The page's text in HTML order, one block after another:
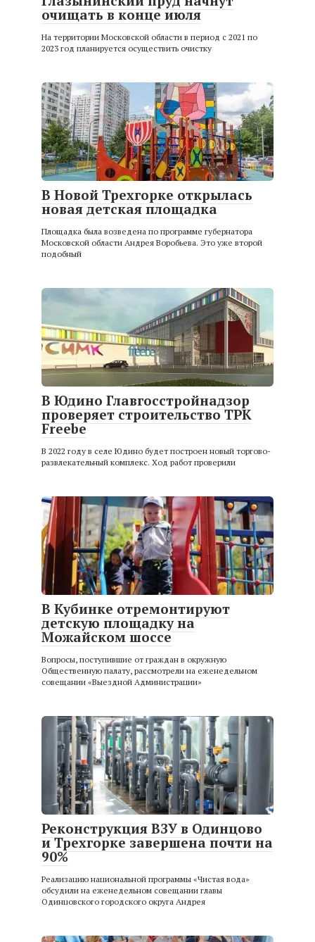
очищать в конце июля
На территории Московской области в период с 2021 по
2023 год планируется осуществить очистку
В Новой Трехгорке открылась
новая детская площадка
Площадка была возведена по программе губернатора
Московской области Андрея Воробьева. Это уже второй
подобный
В Юдино Главгосстройнадзор
проверяет строительство ТРК
Freebe
В 2022 году в селе Юдино будет построен новый торгово-
развлекательный комплекс. Ход работ проверили
В Кубинке отремонтируют
детскую площадку на
Можайском шоссе
Вопросы, поступившие от граждан в окружную
Общественную палату, рассмотрели на еженедельном
совещании «Выездной Администрации»
Реконструкция ВЗУ в Одинцово
и Трехгорке завершена почти на
90%
Реализацию национальной программы «Чистая вода»
обсудили на еженедельном совещании главы
Одинцовского городского округа Андрея